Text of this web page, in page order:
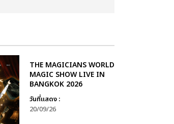
THE MAGICIANS WORLD
MAGIC SHOW LIVE IN
BANGKOK 2026
วันที่แสดง :
20/09/26